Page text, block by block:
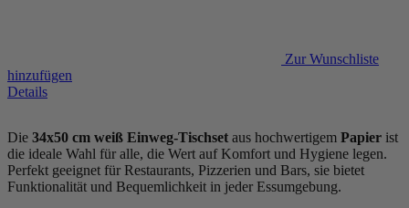
Zur Wunschliste
hinzufügen
Details
Die 34x50 cm weiß Einweg-Tischset aus hochwertigem Papier ist
die ideale Wahl für alle, die Wert auf Komfort und Hygiene legen.
Perfekt geeignet für Restaurants, Pizzerien und Bars, sie bietet
Funktionalität und Bequemlichkeit in jeder Essumgebung.